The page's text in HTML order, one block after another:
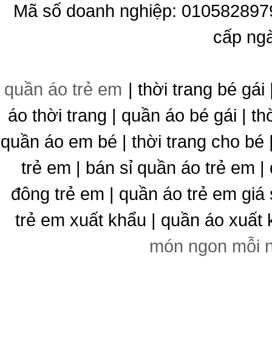
Mã số doanh nghiệp:
cấp
quần áo trẻ em | thời trang bé gái
áo thời trang | quần áo bé gái |
quần áo em bé | thời trang cho
trẻ em | bán sỉ quần áo trẻ em
đông trẻ em | quần áo trẻ em
trẻ em xuất khẩu | quần áo xuất
món ngon mỗi